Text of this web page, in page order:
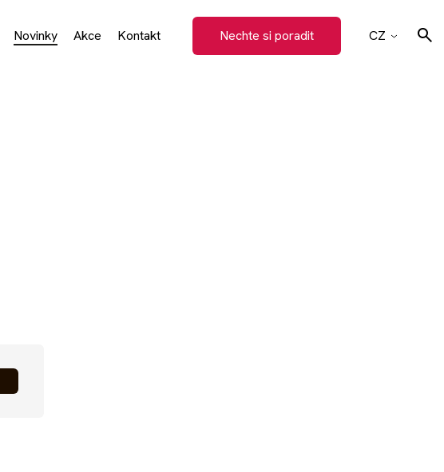
Novinky Akce Kontakt Nechte si poradit
CZ